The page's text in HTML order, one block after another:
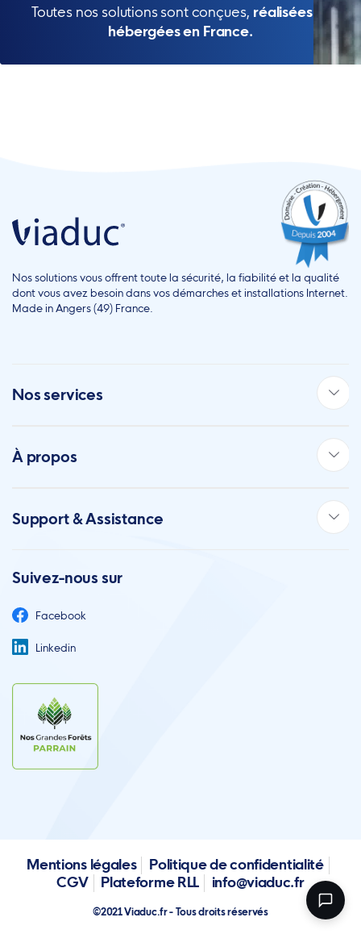
Toutes nos solutions sont conçues, réalisées et
hébergées en France.
Nos solutions vous offrent toute la sécurité, la fiabilité et la qualité
dont vous avez besoin dans vos démarches et installations Internet.
Made in Angers (49) France.
Nos services
À propos
Support & Assistance
Suivez-nous sur
Facebook
Linkedin
Mentions légales
Politique de confidentialité
CGV
Plateforme RLL info@viaduc.fr
©2021 Viaduc.fr - Tous droits réservés